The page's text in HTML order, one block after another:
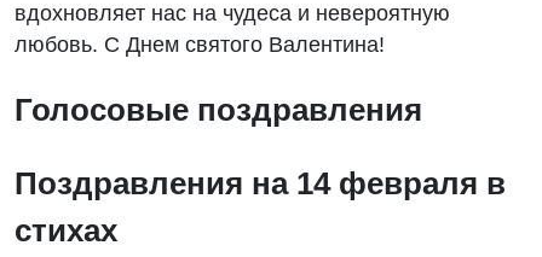
вдохновляет нас на чудеса и невероятную
любовь. С Днем святого Валентина!
Голосовые поздравления
Поздравления на 14 февраля в
стихах